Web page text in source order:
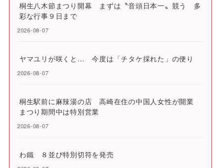
桐生八木節まつり開幕 まずは〝音頭日本一〟競う 多
彩な行事９日まで
2026-08-07
ヤマユリが咲くと… 今度は「チタケ採れた」の便り
2026-08-07
桐生駅前に麻辣湯の店 高崎在住の中国人女性が開業
まつり期間中は特別営業
2026-08-07
わ鐵 ８並び特別切符を発売